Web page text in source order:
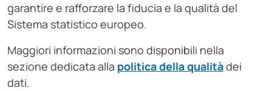
garantire e rafforzare la fiducia e la qualità del
Sistema statistico europeo.
Maggiori informazioni sono disponibili nella
sezione dedicata alla politica della qualitàdei
dati.